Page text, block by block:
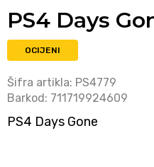
PS4 Days
OCIJENI
Šifra artikla: PS4779
Barkod: 711719924609
PS4 Days Gone